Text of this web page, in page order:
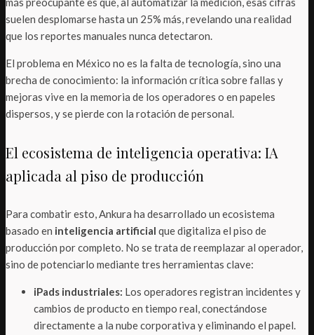
suelen desplomarse hasta un 25% más, revelando una realidad
que los reportes manuales nunca detectaron.
El problema en México no es la falta de tecnología, sino una
brecha de conocimiento: la información crítica sobre fallas y
mejoras vive en la memoria de los operadores o en papeles
dispersos, y se pierde con la rotación de personal.
El ecosistema de inteligencia operativa: IA
aplicada al piso de producción
Para combatir esto, Ankura ha desarrollado un ecosistema
basado en inteligencia artificial que digitaliza el piso de
producción por completo. No se trata de reemplazar al operador,
sino de potenciarlo mediante tres herramientas clave:
iPads industriales: Los operadores registran incidentes y
cambios de producto en tiempo real, conectándose
directamente a la nube corporativa y eliminando el papel.